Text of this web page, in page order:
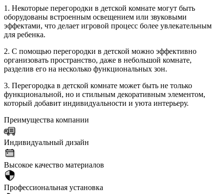
1. Некоторые перегородки в детской комнате могут быть
оборудованы встроенным освещением или звуковыми
эффектами, что делает игровой процесс более увлекательным
для ребенка.
2. С помощью перегородки в детской можно эффективно
организовать пространство, даже в небольшой комнате,
разделив его на несколько функциональных зон.
3. Перегородка в детской комнате может быть не только
функциональной, но и стильным декоративным элементом,
который добавит индивидуальности и уюта интерьеру.
Преимущества компании
Индивидуальный дизайн
Высокое качество материалов
Профессиональная установка